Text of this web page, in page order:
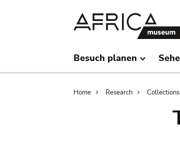
Besuch planen
Breadcrumb
Home Research